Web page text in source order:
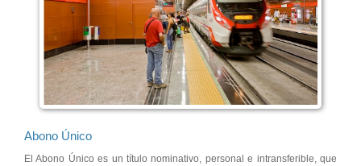
Abono Único
El Abono Único es un título nominativo, personal e intransferible, que